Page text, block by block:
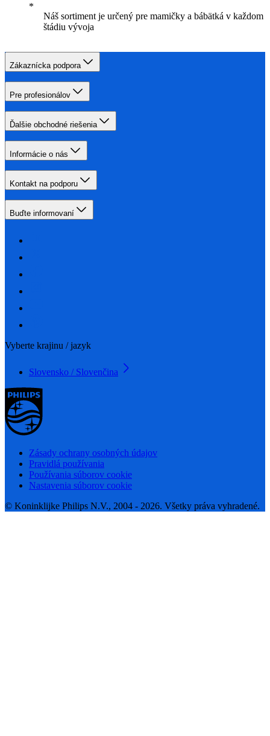
Náš sortiment je určený pre mamičky a bábätká v každom
štádiu vývoja
Zákaznícka podpora
Pre profesionálov
Ďalšie obchodné riešenia
Informácie o nás
Kontakt na podporu
Buďte informovaní
Vyberte krajinu / jazyk
Slovensko / Slovenčina
Zásady ochrany osobných údajov
Pravidlá používania
Používania súborov cookie
Nastavenia súborov cookie
© Koninklijke Philips N.V., 2004 - 2026. Všetky práva vyhradené.